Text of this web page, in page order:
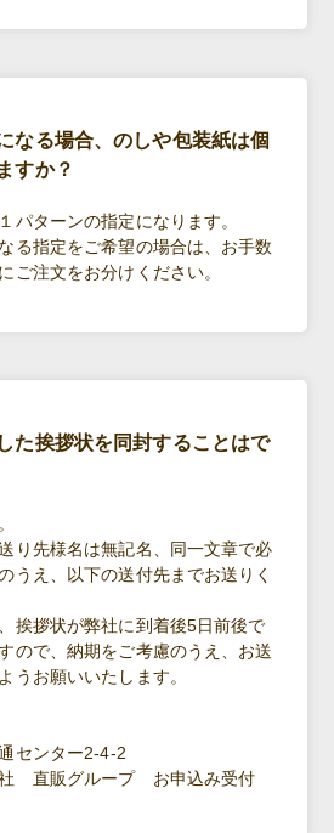
なる場合、のしや包装紙は個
すか？
パターンの指定になります。
る指定をご希望の場合は、お手数
ご注文をお分けください。
た挨拶状を同封することはで
り先様名は無記名、同一文章で必
うえ、以下の送付先までお送りく
挨拶状が弊社に到着後5日前後で
ので、納期をご考慮のうえ、お送
うお願いいたします。
センター2-4-2
社 直販グループ お申込み受付